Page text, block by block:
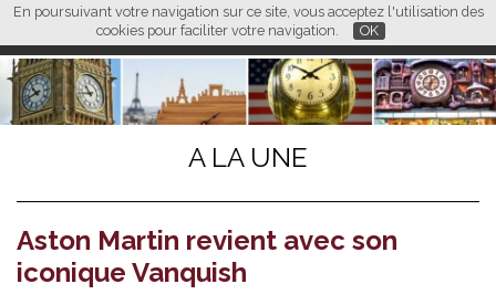
En poursuivant votre navigation sur ce site, vous acceptez l'utilisation des
cookies pour faciliter votre navigation.
OK
FR EN CN
L M
A LA UNE
Aston Martin revient avec son
iconique Vanquish